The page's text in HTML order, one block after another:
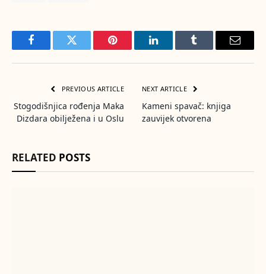
FacebookTwitter Pinterest LinkedInTumblr Email
PREVIOUS ARTICLE
Stogodišnjica rođenja Maka
Dizdara obilježena i u Oslu
NEXT ARTICLE
Kameni spavač: knjiga
zauvijek otvorena
RELATED POSTS